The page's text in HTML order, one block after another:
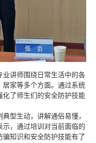
业讲师围绕日常生活中的各
居家等多个方面。通过系统
了师生们的安全防护技能
型生动，讲解通俗易懂，
，通过培训对当前面临的
知识和安全防护技能有了